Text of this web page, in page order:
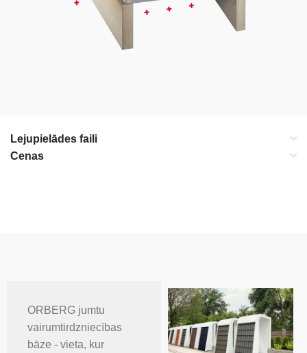
Lejupielādes faili
Cenas
ORBERG jumtu
vairumtirdzniecības
bāze - vieta, kur